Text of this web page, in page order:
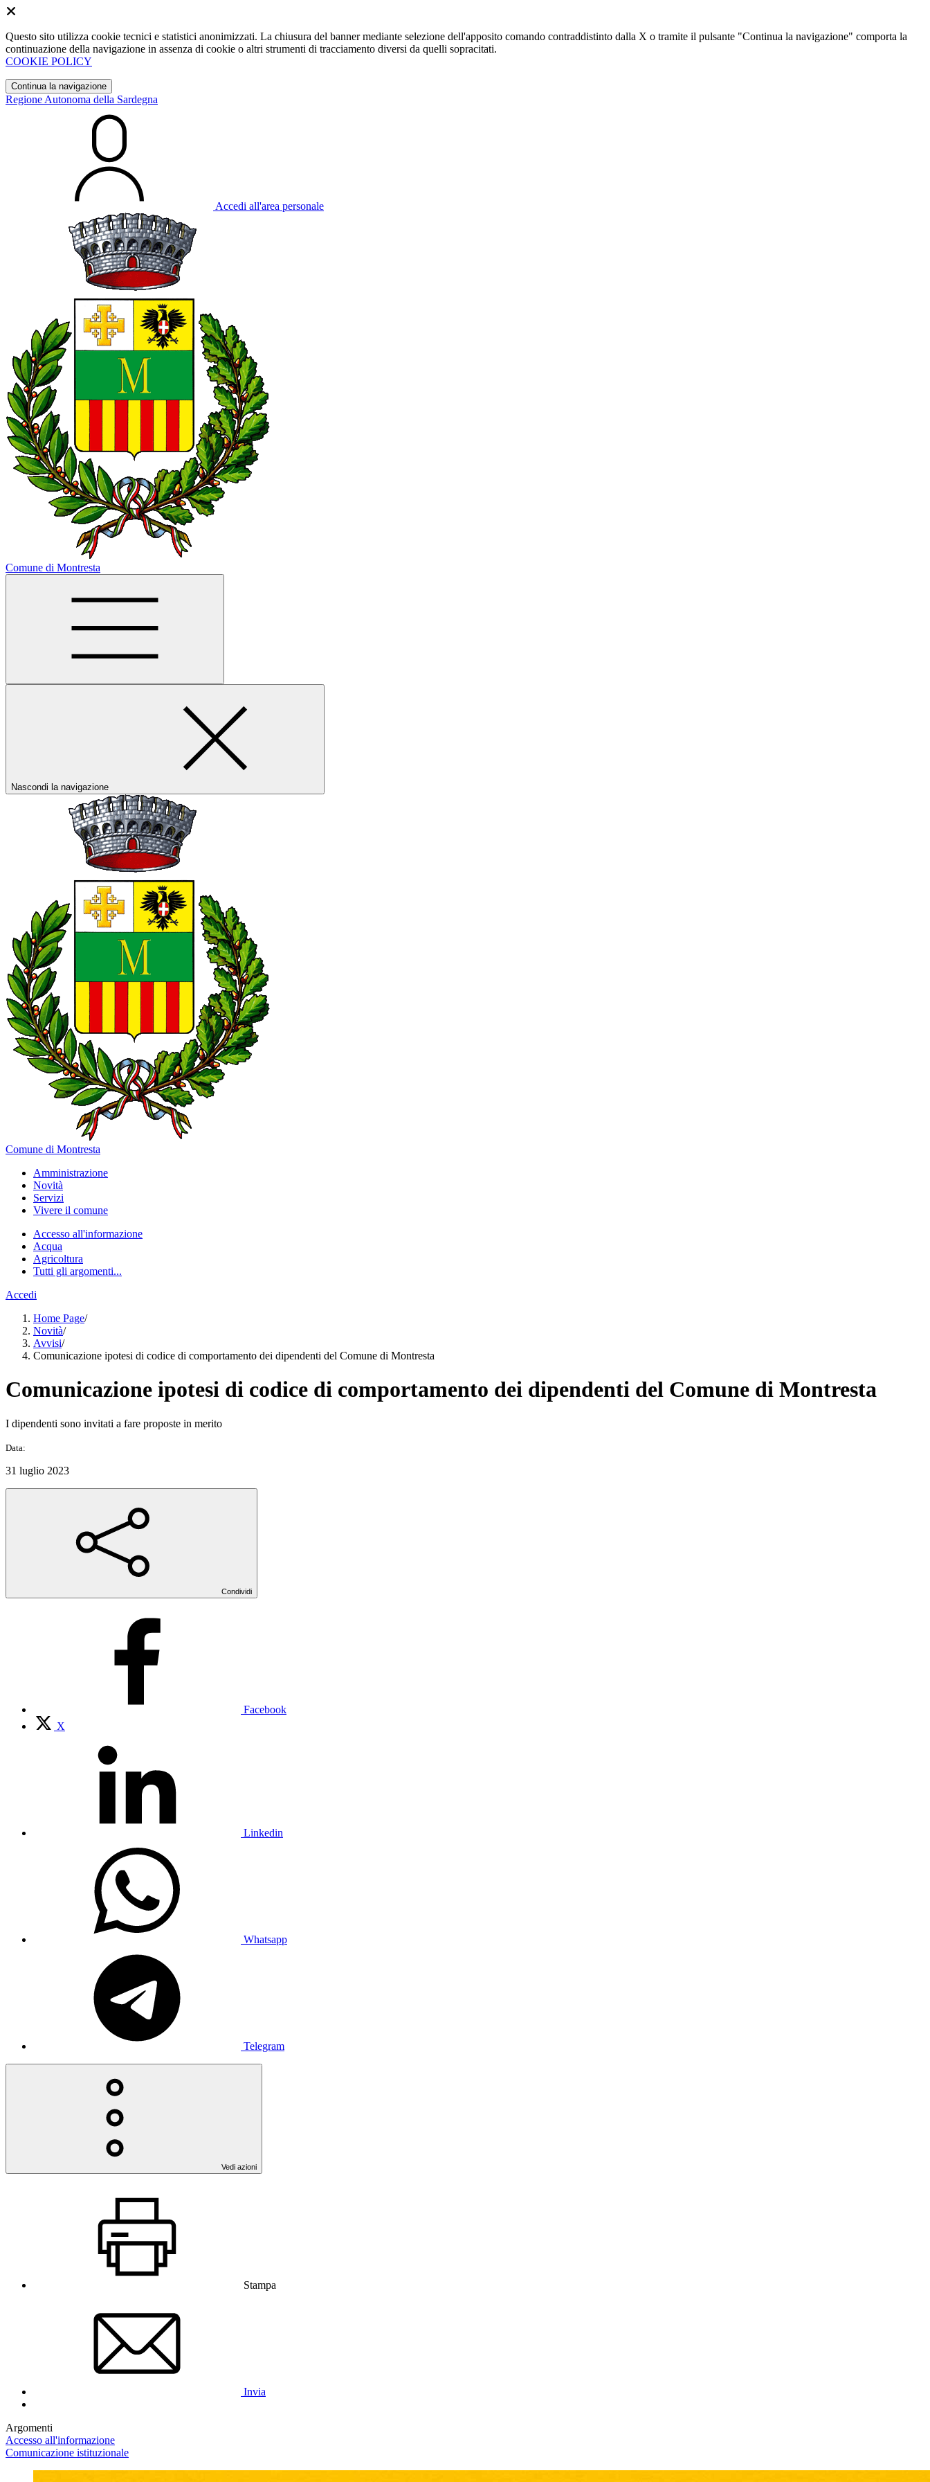
Questo sito utilizza cookie tecnici e statistici anonimizzati. La chiusura del banner mediante selezione dell'apposito comando contraddistinto dalla X o tramite il pulsante "Continua la navigazione" comporta la
continuazione della navigazione in assenza di cookie o altri strumenti di tracciamento diversi da quelli sopracitati.
COOKIE POLICY
Continua la navigazione
Regione Autonoma della Sardegna
Accedi all'area personale
Comune di Montresta
Nascondi la navigazione
Comune di Montresta
Amministrazione
Novità
Servizi
Vivere il comune
Accesso all'informazione
Acqua
Agricoltura
Tutti gli argomenti...
Accedi
Home Page/
Novità/
Avvisi/
Comunicazione ipotesi di codice di comportamento dei dipendenti del Comune di Montresta
Comunicazione ipotesi di codice di comportamento dei dipendenti del Comune di Montresta
I dipendenti sono invitati a fare proposte in merito
Data:
31 luglio 2023
Condividi
Facebook
X
Linkedin
Whatsapp
Telegram
Vedi azioni
Stampa
Invia
Argomenti
Accesso all'informazione
Comunicazione istituzionale